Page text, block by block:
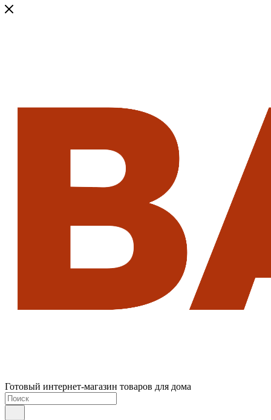
Готовый интернет-магазин товаров для дома